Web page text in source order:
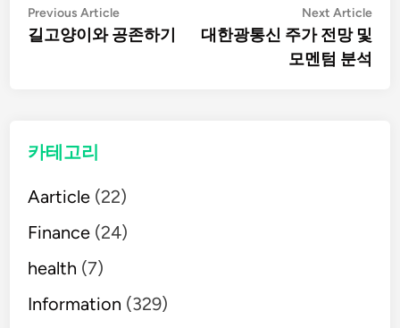
글
Previous ArticlePrevious
article:
길고양이와 공존하기
Next Article
대한광통신 주가 전망 및
모멘텀 분석
카테고리
Aarticle (22)
Finance (24)
health (7)
Information (329)